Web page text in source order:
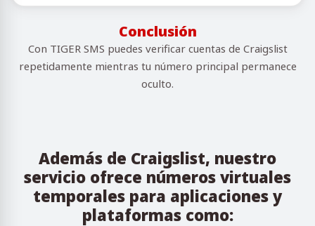
Conclusión
Con TIGER SMS puedes verificar cuentas de Craigslist
repetidamente mientras tu número principal permanece
oculto.
Además de Craigslist, nuestro
servicio ofrece números virtuales
temporales para aplicaciones y
plataformas como: